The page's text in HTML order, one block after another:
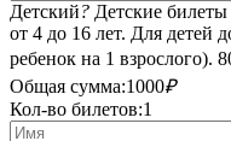
Детский? Детские билеты
от 4 до 16 лет. Для детей
ребенок на 1 взрослого).
Общая сумма:1000₽
Кол-во билетов:1